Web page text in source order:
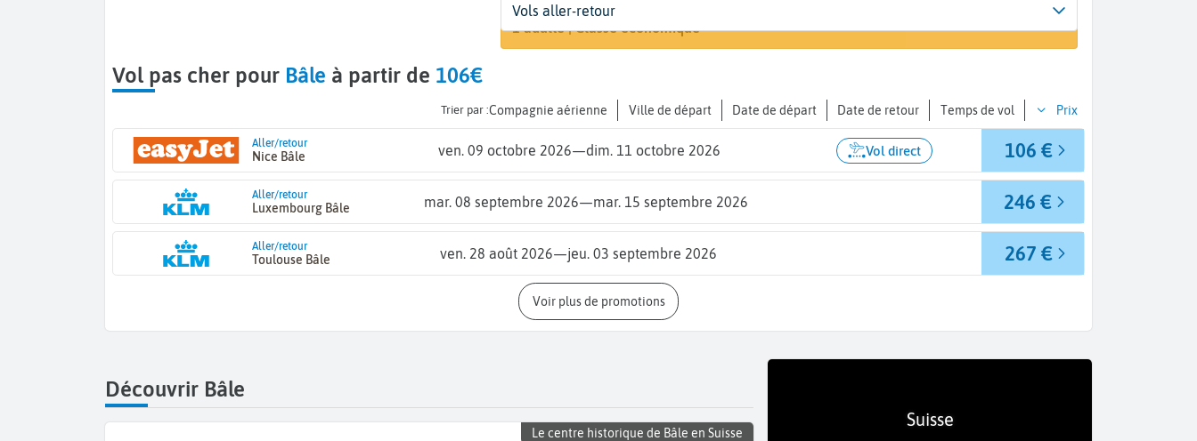
Départ
De... Bâle (BSL)
Dates
Dates de votre voyage
Voyageurs | Classe
1 adulte | Classe économique
Vols aller-retour
Vol pas cher pour Bâle à partir de 106€
Trier par : Compagnie aérienne Ville de départ Date de départ Date de retour Temps de vol Prix
Aller/retour
Nice Bâle ven. 09 octobre 2026—dim. 11 octobre 2026 Vol direct 106 €
Aller/retour
Luxembourg Bâle mar. 08 septembre 2026—mar. 15 septembre 2026 246 €
Aller/retour
Toulouse Bâle ven. 28 août 2026—jeu. 03 septembre 2026 267 €
Voir plus de promotions
Découvrir Bâle
Le centre historique de Bâle en Suisse
Suisse